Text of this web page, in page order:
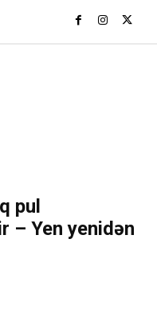
pul
– Yen yenidən